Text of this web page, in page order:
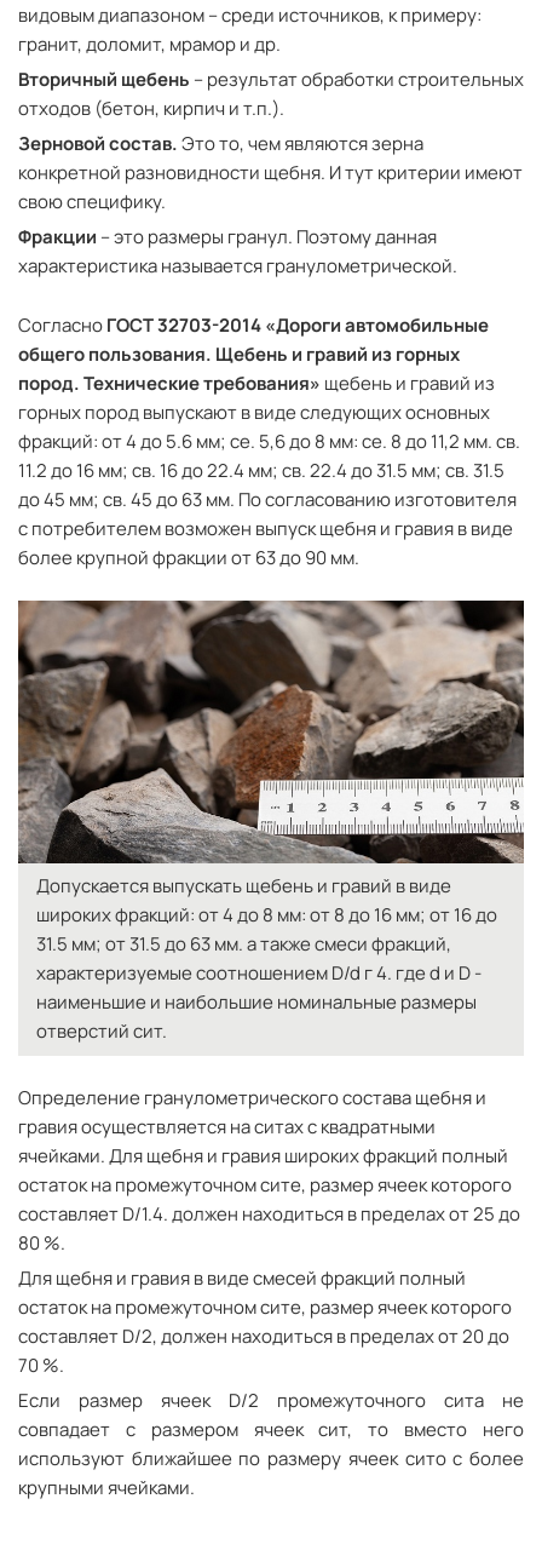
видовым диапазоном – среди источников, к примеру:
гранит, доломит, мрамор и др.
Вторичный щебень – результат обработки строительных
отходов (бетон, кирпич и т.п.).
Зерновой состав.Это то, чем являются зерна
конкретной разновидности щебня. И тут критерии имеют
свою специфику.
Фракции – это размеры гранул. Поэтому данная
характеристика называется гранулометрической.
СогласноГОСТ 32703-2014 «Дороги автомобильные
общего пользования. Щебень и гравий из горных
пород. Технические требования» щебень и гравий из
горных пород выпускают в виде следующих основных
фракций: от 4 до 5.6 мм; се. 5,6 до 8 мм: се. 8 до 11,2 мм. св.
11.2 до 16 мм; св. 16 до 22.4 мм; св. 22.4 до 31.5 мм; св. 31.5
до 45 мм; св. 45 до 63 мм. По согласованию изготовителя
с потребителем возможен выпуск щебня и гравия в виде
более крупной фракции от 63 до 90 мм.
Допускается выпускать щебень и гравий в виде
широких фракций: от 4 до 8 мм: от 8 до 16 мм; от 16 до
31.5 мм; от 31.5 до 63 мм. а также смеси фракций,
характеризуемые соотношением D/d г 4. где d и D -
наименьшие и наибольшие номинальные размеры
отверстий сит.
Определение гранулометрического состава щебня и
гравия осуществляется на ситах с квадратными
ячейками. Для щебня и гравия широких фракций полный
остаток на промежуточном сите, размер ячеек которого
составляет D/1.4. должен находиться в пределах от 25 до
80 %.
Для щебня и гравия в виде смесей фракций полный
остаток на промежуточном сите, размер ячеек которого
составляет D/2, должен находиться в пределах от 20 до
70 %.
Если размер ячеек D/2 промежуточного сита не
совпадает с размером ячеек сит, то вместо него
используют ближайшее по размеру ячеек сито с более
крупными ячейками.